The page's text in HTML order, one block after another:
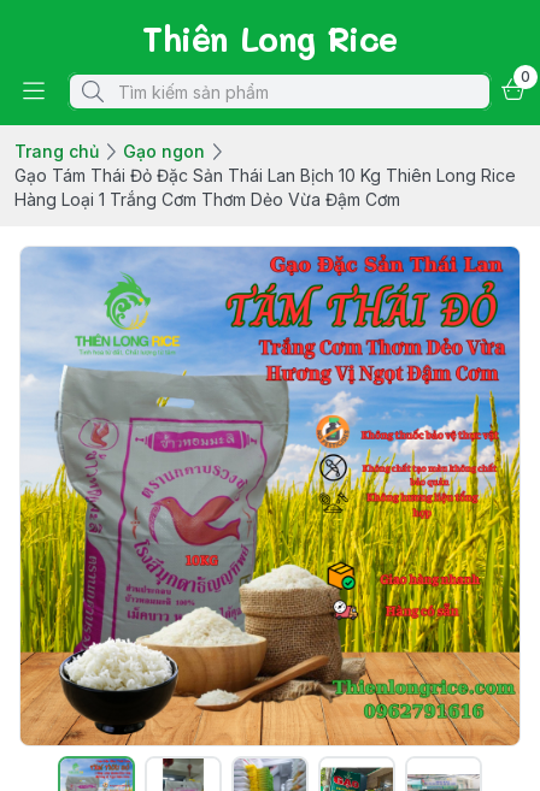
Thiên Long Rice
0
Trang chủ
Gạo ngon
Gạo Tám Thái Đỏ Đặc Sản Thái Lan Bịch 10 Kg Thiên Long Rice
Hàng Loại 1 Trắng Cơm Thơm Dẻo Vừa Đậm Cơm